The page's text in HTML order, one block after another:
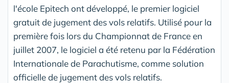
l'école Epitech ont développé, le premier logiciel
gratuit de jugement des vols relatifs. Utilisé pour la
première fois lors du Championnat de France en
juillet 2007, le logiciel a été retenu par la Fédération
Internationale de Parachutisme, comme solution
officielle de jugement des vols relatifs.